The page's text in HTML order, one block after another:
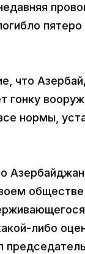
что
гонку
нормы,
либо